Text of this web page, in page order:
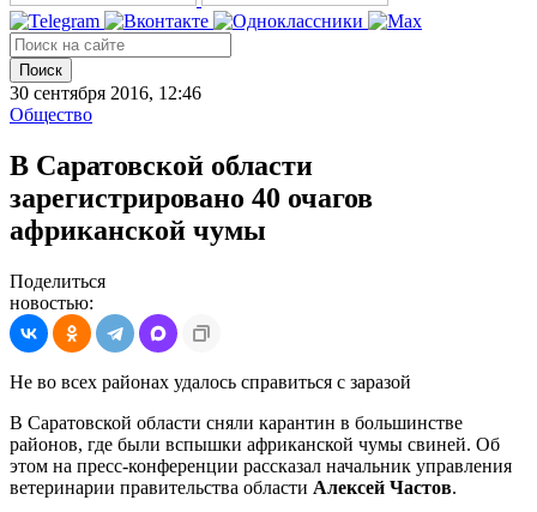
Поиск
30 сентября 2016, 12:46
Общество
В Саратовской области
зарегистрировано 40 очагов
африканской чумы
Поделиться
новостью:
Не во всех районах удалось справиться с заразой
В Саратовской области сняли карантин в большинстве
районов, где были вспышки африканской чумы свиней. Об
этом на пресс-конференции рассказал начальник управления
ветеринарии правительства области Алексей Частов.